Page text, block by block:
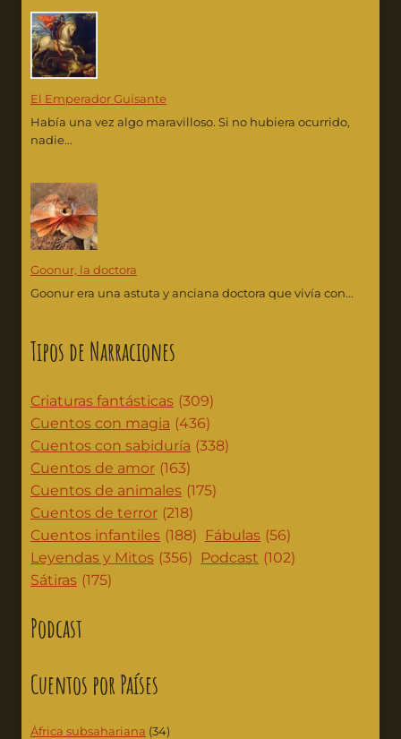
El Emperador Guisante
Había una vez algo maravilloso. Si no hubiera ocurrido,
nadie...
Goonur, la doctora
Goonur era una astuta y anciana doctora que vivía con...
Tipos de Narraciones
Criaturas fantásticas (309)
Cuentos con magia (436)
Cuentos con sabiduría (338)
Cuentos de amor (163)
Cuentos de animales (175)
Cuentos de terror (218)
Cuentos infantiles (188) Fábulas (56)
Leyendas y Mitos (356) Podcast (102)
Sátiras (175)
Podcast
Cuentos por Países
África subsahariana (34)